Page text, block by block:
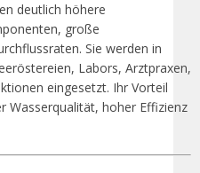
deutlich höhere
große
Sie werden in
Labors, Arztpraxen,
eingesetzt. Ihr Vorteil
Wasserqualität, hoher Effizienz